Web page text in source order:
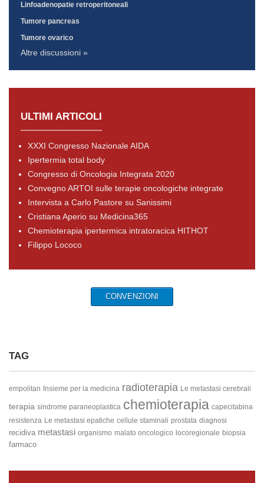
Linfoadenopatie retroperitoneali
Tumore pancreas
Tumore ovarico
Altre discussioni »
ULTIMI ARTICOLI
XXXI Congresso Nazionale AIDA
Ipertermia total body
Congresso di Oncologia Integrata 2020
Convegno ARTOI sulle terapie oncologiche integrate
Intervista a Carlo Pastore su Sanissimi
Cristiana Aperio su Medicina365
Chemioterapia ipertermica intratoracica HITHOT
Filippo Lococo
CONVENZIONI
TAG
empolitan Insieme per la medicina radioterapia Le metastasi cerebrali
terapia sindrome paraneoplastica chemioterapia capecitabina
resistenza Le metastasi epatiche cellule staminali prostata diagnosi
recidiva metastasi organismo malato oncologico locoregionale biopsia
farmaco